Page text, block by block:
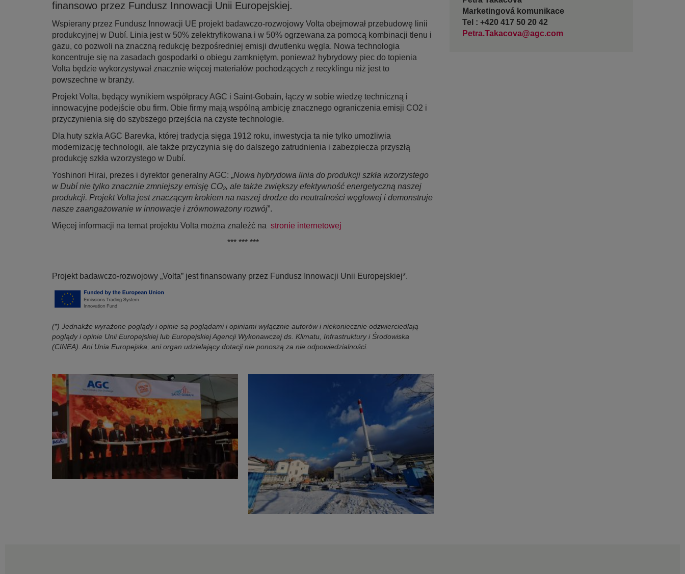
finansowo przez Fundusz Innowacji Unii Europejskiej.
Wspierany przez Fundusz Innowacji UE projekt badawczo-rozwojowy Volta obejmował przebudowę linii
produkcyjnej w Dubí. Linia jest w 50% zelektryfikowana i w 50% ogrzewana za pomocą kombinacji tlenu i
gazu, co pozwoli na znaczną redukcję bezpośredniej emisji dwutlenku węgla. Nowa technologia
koncentruje się na zasadach gospodarki o obiegu zamkniętym, ponieważ hybrydowy piec do topienia
Volta będzie wykorzystywał znacznie więcej materiałów pochodzących z recyklingu niż jest to
powszechne w branży.
Projekt Volta, będący wynikiem współpracy AGC i Saint-Gobain, łączy w sobie wiedzę techniczną i
innowacyjne podejście obu firm. Obie firmy mają wspólną ambicję znacznego ograniczenia emisji CO2 i
przyczynienia się do szybszego przejścia na czyste technologie.
Dla huty szkła AGC Barevka, której tradycja sięga 1912 roku, inwestycja ta nie tylko umożliwia
modernizację technologii, ale także przyczynia się do dalszego zatrudnienia i zabezpiecza przyszłą
produkcję szkła wzorzystego w Dubí.
Yoshinori Hirai, prezes i dyrektor generalny AGC: „Nowa hybrydowa linia do produkcji szkła wzorzystego
w Dubí nie tylko znacznie zmniejszy emisję CO₂, ale także zwiększy efektywność energetyczną naszej
produkcji. Projekt Volta jest znaczącym krokiem na naszej drodze do neutralności węglowej i demonstruje
nasze zaangażowanie w innowacje i zrównoważony rozwój”.
Więcej informacji na temat projektu Volta można znaleźć na stronie internetowej
*** *** ***
Projekt badawczo-rozwojowy „Volta” jest finansowany przez Fundusz Innowacji Unii Europejskiej*.
(*) Jednakże wyrażone poglądy i opinie są poglądami i opiniami wyłącznie autorów i niekoniecznie odzwierciedlają
poglądy i opinie Unii Europejskiej lub Europejskiej Agencji Wykonawczej ds. Klimatu, Infrastruktury i Środowiska
(CINEA). Ani Unia Europejska, ani organ udzielający dotacji nie ponoszą za nie odpowiedzialności.
Marketingová komunikace
Tel : +420 417 50 20 42
Petra.Takacova@agc.com